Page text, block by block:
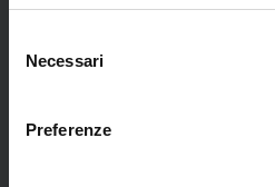
delNecessari
Preferenze